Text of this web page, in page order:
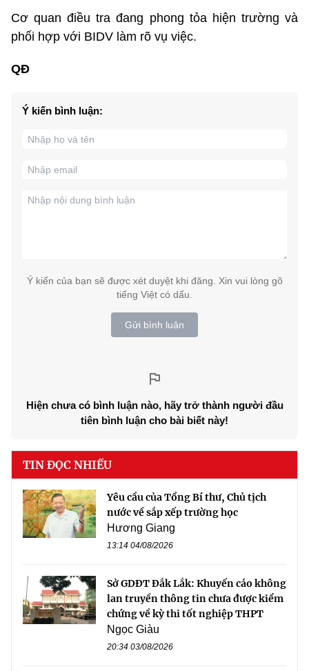
Cơ quan điều tra đang phong tỏa hiện trường và
phối hợp với BIDV làm rõ vụ việc.
QĐ
Ý kiến bình luận:
Ý kiến của bạn sẽ được xét duyệt khi đăng. Xin vui lòng gõ
tiếng Việt có dấu.
Gửi bình luận
Hiện chưa có bình luận nào, hãy trở thành người đầu
tiên bình luận cho bài biết này!
TIN ĐỌC NHIỀU
Yêu cầu của Tổng Bí thư, Chủ tịch
nước về sắp xếp trường học
Hương Giang
13:14 04/08/2026
Sở GDĐT Đắk Lắk: Khuyến cáo không
lan truyền thông tin chưa được kiểm
chứng về kỳ thi tốt nghiệp THPT
Ngọc Giàu
20:34 03/08/2026